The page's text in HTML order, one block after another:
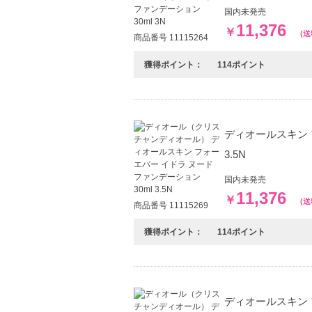
商品番号 11115264
国内未発売
￥ 11,376 (送
獲得ポイント： 114ポイント
商品番号 11115269
ディオールスキン
3.5N
国内未発売
￥ 11,376 (送
獲得ポイント： 114ポイント
ディオールスキン